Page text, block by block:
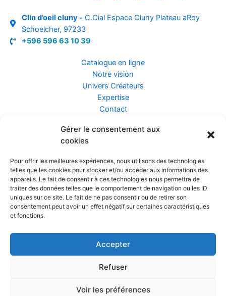
Gérer le consentement aux
cookies
Pour offrir les meilleures expériences, nous utilisons des technologies
telles que les cookies pour stocker et/ou accéder aux informations des
appareils. Le fait de consentir à ces technologies nous permettra de
traiter des données telles que le comportement de navigation ou les ID
uniques sur ce site. Le fait de ne pas consentir ou de retirer son
consentement peut avoir un effet négatif sur certaines caractéristiques
et fonctions.
Accepter
Refuser
Voir les préférences
Clin d’oeil cluny - C.Cial Espace Cluny Plateau aRoy
Schoelcher, 97233
+596 596 63 10 39
Catalogue en ligne
Notre vision
Univers Créateurs
Expertise
Contact
Assurance ZEN
Confidentialité et Données
Conditions Générales de Vente